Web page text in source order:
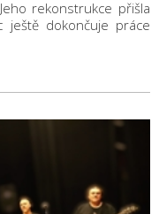
rekonstrukce přišla
dokončuje práce